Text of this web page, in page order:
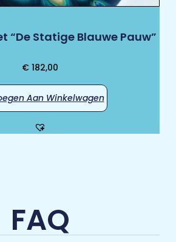
“De Statige Blauwe Pauw”
€ 182,00
Aan Winkelwagen
FAQ